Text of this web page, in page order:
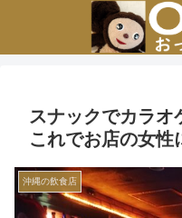
スナックでカラオ
これでお店の女性
沖縄の飲食店